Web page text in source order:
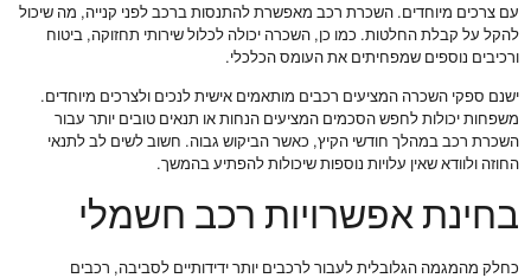
עם צרכים מיוחדים. השכרת רכב מאפשרת להתנסות ברכב לפני קנייה, מה שיכול
להקל על קבלת החלטות. כמו כן, השכרה יכולה לכלול שירותי תחזוקה, ביטוח
ורכיבים נוספים שמפחיתים את העומס הכלכלי.
ישנם ספקי השכרה המציעים רכבים מותאמים אישית לנכים ולצרכים מיוחדים.
משפחות יכולות לחפש הסכמים המציעים הנחות או תנאים טובים יותר עבור
השכרת רכב במהלך חודשי הקיץ, כאשר הביקוש גבוה. חשוב לשים לב לתנאי
החוזה ולוודא שאין עלויות נוספות שיכולות להפתיע בהמשך.
בחינת אפשרויות רכב חשמלי
כחלק מהמגמה הגלובלית לעבור לרכבים יותר ידידותיים לסביבה, רכבים